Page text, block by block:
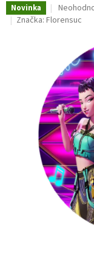
Novinka
Průměrné
hodnocení
5
Značka: Florensuc